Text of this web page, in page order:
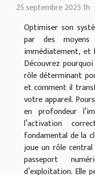
25 septembre 2025 1h
Optimiser son
par des
immédiatement,
Découvrez
rôle déterminant
et comment il
votre appareil.
en profondeur
l’activation
fondamental de la
joue un rôle
passeport
d’exploitation. Elle